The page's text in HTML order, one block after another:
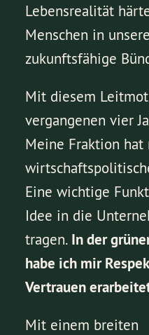
Lebensrealität
Menschen in
zukunftsfähige
Mit diesem
vergangenen vier
Meine Fraktion hat
Eine wichtige
Idee in die
tragen. In der
habe ich mir
Vertrauen
Mit einem breiten